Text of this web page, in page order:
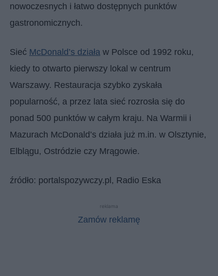
nowoczesnych i łatwo dostępnych punktów
gastronomicznych.
Sieć McDonald’s działa w Polsce od 1992 roku,
kiedy to otwarto pierwszy lokal w centrum
Warszawy. Restauracja szybko zyskała
popularność, a przez lata sieć rozrosła się do
ponad 500 punktów w całym kraju. Na Warmii i
Mazurach McDonald’s działa już m.in. w Olsztynie,
Elblągu, Ostródzie czy Mrągowie.
źródło: portalspozywczy.pl, Radio Eska
reklama
Zamów reklamę